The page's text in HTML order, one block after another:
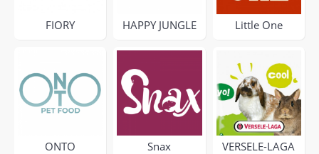
FIORY HAPPY JUNGLE Little One
ONTO Snax VERSELE-LAGA